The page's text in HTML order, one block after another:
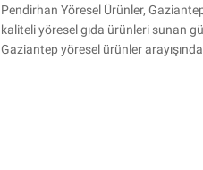
Pendirhan Yöresel Ürünler,
kaliteli yöresel gıda ürünleri sunan
Gaziantep yöresel ürünler